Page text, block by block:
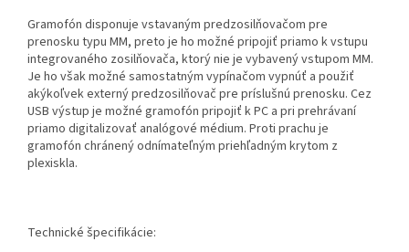
Gramofón disponuje vstavaným predzosilňovačom pre
prenosku typu MM, preto je ho možné pripojiť priamo k vstupu
integrovaného zosilňovača, ktorý nie je vybavený vstupom MM.
Je ho však možné samostatným vypínačom vypnúť a použiť
akýkoľvek externý predzosilňovač pre príslušnú prenosku. Cez
USB výstup je možné gramofón pripojiť k PC a pri prehrávaní
priamo digitalizovať analógové médium. Proti prachu je
gramofón chránený odnímateľným priehľadným krytom z
plexiskla.
Technické špecifikácie: